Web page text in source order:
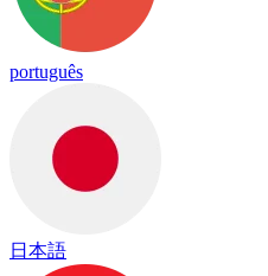
português
日本語